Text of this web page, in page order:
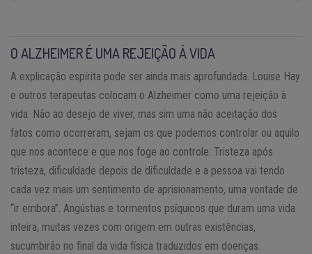
O ALZHEIMER É UMA REJEIÇÃO À VIDA
A explicação espírita pode ser ainda mais aprofundada. Louise Hay
e outros terapeutas colocam o Alzheimer como uma rejeição à
vida. Não ao desejo de viver, mas sim uma não aceitação dos
fatos como ocorreram, sejam os que podemos controlar ou aquilo
que nos acontece e que nos foge ao controle. Tristeza após
tristeza, dificuldade depois de dificuldade e a pessoa vai tendo
cada vez mais um sentimento de aprisionamento, uma vontade de
“ir embora”. Angústias e tormentos psíquicos que duram uma vida
inteira, muitas vezes com origem em outras existências,
sucumbirão no final da vida física traduzidos em doenças.